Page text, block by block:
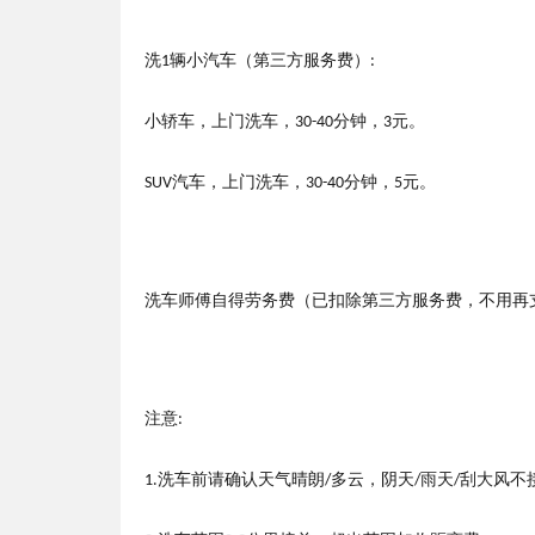
洗1辆小汽车 （第三方服务费） :
小轿车，上门洗车， 30-40分钟， 3元。
SUV汽车，上门洗车， 30-40分钟， 5元。
洗车师傅自得劳务费（已扣除第三方服务费，不用再
注意:
1.洗车前请确认天气晴朗/多云，阴天/雨天/刮大风不